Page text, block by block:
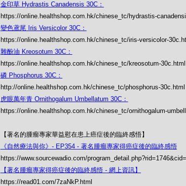
金印草 Hydrastis Canadensis 30C：
https://online.healthshop.com.hk/chinese_tc/hydrastis-
變色鳶尾 Iris Versicolor 30C：
https://online.healthshop.com.hk/chinese_tc/iris-versicolor-
雜酚油 Kreosotum 30C：
https://online.healthshop.com.hk/chinese_tc/kreosotum-30c.html
磷 Phosphorus 30C：
http://online.healthshop.com.hk/chinese_tc/phosphorus-30c.html
虎眼萬年青 Ornithogalum Umbellatum 30C：
https://online.healthshop.com.hk/chinese_tc/ornithogalum-
【著名的腫瘤專家華益慰在患上癌症後的臨終感悟】
《自然療法與你》- EP354 - 著名腫瘤專家得癌症後的臨終感悟
https://www.sourcewadio.com/
【著名腫瘤專家得癌症後的臨終感悟 - 網上資訊】
https://read01.com/7zaNkP.html